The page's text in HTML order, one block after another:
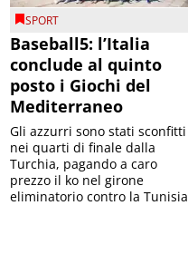
SPORT
Baseball5: l’Italia
conclude al quinto
posto i Giochi del
Mediterraneo
Gli azzurri sono stati sconfitti
nei quarti di finale dalla
Turchia, pagando a caro
prezzo il ko nel girone
eliminatorio contro la Tunisia